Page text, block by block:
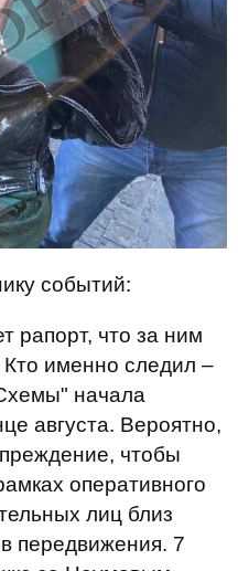
событий:
рапорт, что за ним
именно следил –
начала
августа. Вероятно,
чтобы
оперативного
лиц близ
передвижения. 7